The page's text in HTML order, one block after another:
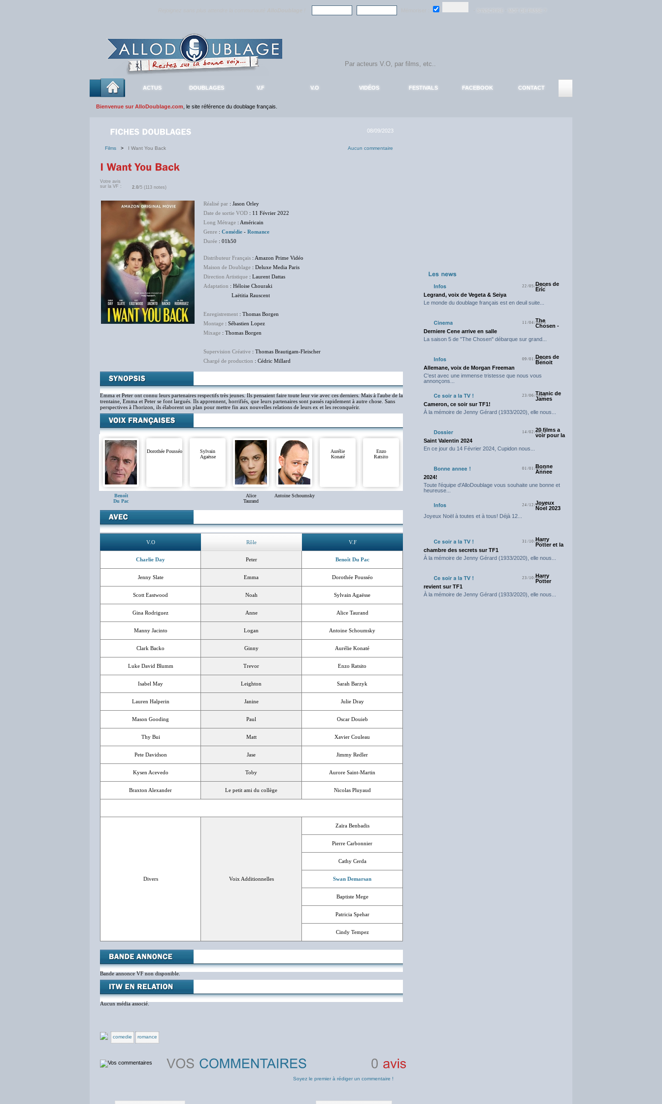
ACTUS DOUBLAGES V.F V.O VIDÉOS FESTIVALS FACEBOOK CONTACT
Bienvenue sur AlloDoublage.com , le site référence du doublage français.
08/09/2023
Films > I Want You Back Aucun commentaire
Votre avis
sur la VF :
2.0/5 (113 notes)
Réalisé par : Jason Orley
Date de sortie VOD : 11 Février 2022
Long Métrage : Américain
Genre : Comédie - Romance
Durée : 01h50
Distributeur Français : Amazon Prime Vidéo
Maison de Doublage : Deluxe Media Paris
Direction Artistique : Laurent Dattas
Adaptation : Héloise Chouraki
Laëtitia Rauscent
Enregistrement : Thomas Borgen
Montage : Sébastien Lopez
Mixage : Thomas Borgen
Supervision Créative : Thomas Brautigam-Fleischer
Chargé de production : Cédric Millard
Emma et Peter ont connu leurs partenaires respectifs très jeunes. Ils pensaient faire toute leur vie avec ces derniers. Mais à l'aube de la
trentaine, Emma et Peter se font largués. Ils apprennent, horrifiés, que leurs partenaires sont passés rapidement à autre chose. Sans
perspectives à l'horizon, ils élaborent un plan pour mettre fin aux nouvelles relations de leurs ex et les reconquérir.
Benoît
Du Pac
Dorothée Pousséo
Sylvain
Agaësse
Alice
Taurand
Antoine Schoumsky
Aurélie
Konaté
Enzo
Ratsito
V.O Rôle V.F
Charlie Day Peter Benoît Du Pac
Jenny Slate Emma Dorothée Pousséo
Scott Eastwood Noah Sylvain Agaësse
Gina Rodriguez Anne Alice Taurand
Manny Jacinto Logan Antoine Schoumsky
Clark Backo Ginny Aurélie Konaté
Luke David Blumm Trevor Enzo Ratsito
Isabel May Leighton Sarah Barzyk
Lauren Halperin Janine Julie Dray
Mason Gooding Paul Oscar Douieb
Thy Bui Matt Xavier Couleau
Pete Davidson Jase Jimmy Redler
Kysen Acevedo Toby Aurore Saint-Martin
Braxton Alexander Le petit ami du collège Nicolas Pluyaud
Divers Voix Additionnelles
Zaïra Benbadis
Pierre Carbonnier
Cathy Cerda
Swan Demarsan
Baptiste Mege
Patricia Spehar
Cindy Tempez
Bande annonce VF non disponible.
Aucun média associé.
comedie romance
Soyez le premier à rédiger un commentaire !
22/05/2025Deces de
Eric
Legrand, voix de Vegeta & Seiya
Le monde du doublage français est en deuil suite...
11/04/2025
The
Chosen -
Derniere Cene arrive en salle
La saison 5 de "The Chosen" débarque sur grand...
09/01/2025Deces de
Benoit
Allemane, voix de Morgan Freeman
C'est avec une immense tristesse que nous vous
annonçons...
23/06/2024Titanic de
James
Cameron, ce soir sur TF1!
À la mémoire de Jenny Gérard (1933/2020), elle nous...
14/02/202420 films a
voir pour la
Saint Valentin 2024
En ce jour du 14 Février 2024, Cupidon nous...
01/01/2024
Bonne
Annee
2024!
Toute l'équipe d'AlloDoublage vous souhaite une bonne et
heureuse...
24/12/2023
Joyeux
Noel 2023
Joyeux Noël à toutes et à tous! Déjà 12...
31/10/2023
Harry
Potter et la
chambre des secrets sur TF1
À la mémoire de Jenny Gérard (1933/2020), elle nous...
23/10/2023
Harry
Potter
revient sur TF1
À la mémoire de Jenny Gérard (1933/2020), elle nous...